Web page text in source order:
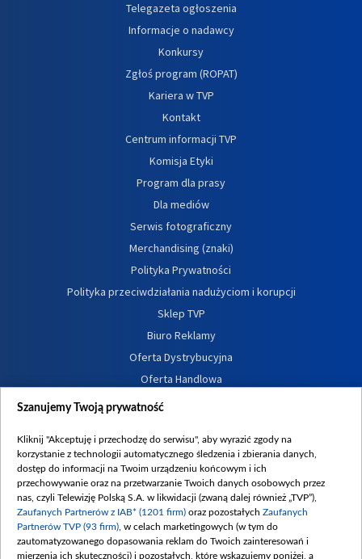
Telegazeta ogłoszenia
Informacje o nadawcy
Konkursy
Zgłoś program (ROPAT)
Kariera w TVP
Kontakt
Centrum informacji TVP
Komisja Etyki
Program dla prasy
Dla mediów
Serwis fotograficzny
Merchandising (znaki)
Polityka Prywatności
Polityka przeciwdziałania nadużyciom i korupcji
Sklep TVP
Biuro Reklamy
Oferta Dystrybucyjna
Oferta Handlowa
Dostępność
Procedura zgłoszeń wewnętrznych
Szanujemy Twoją prywatność
Kliknij "Akceptuję i przechodzę do serwisu", aby wyrazić zgody na
korzystanie z technologii automatycznego śledzenia i zbierania danych,
dostęp do informacji na Twoim urządzeniu końcowym i ich
przechowywanie oraz na przetwarzanie Twoich danych osobowych przez
nas, czyli Telewizję Polską S.A. w likwidacji (zwaną dalej również „TVP”),
Zaufanych Partnerów z IAB* (1201 firm) oraz pozostałych Zaufanych
Partnerów TVP (93 firm) , w celach marketingowych (w tym do
zautomatyzowanego dopasowania reklam do Twoich zainteresowań i
mierzenia ich skuteczności) i pozostałych, które wskazujemy poniżej, a